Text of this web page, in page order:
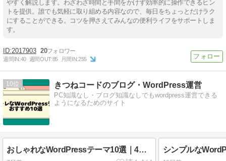
やすく解説します。わざわざ時間と手間をかけず効率的に操作できるヒン
トを提供。誰でも気軽に取り組める内容なので、毎日をちょっとだけラク
にすることができる。コツを押さえてみんなの便利ライフをサポートしま
す。
2017903 20
週間IN:40 週間OUT:85 月間IN:255
10 きつねコードのブログ・WordPress運営
PC知識なし・ブログ知識なしでもwordpress運営できる
ようになるためのサイト
おしゃれなWordPressテーマ10選｜4つのテイスト別に厳選